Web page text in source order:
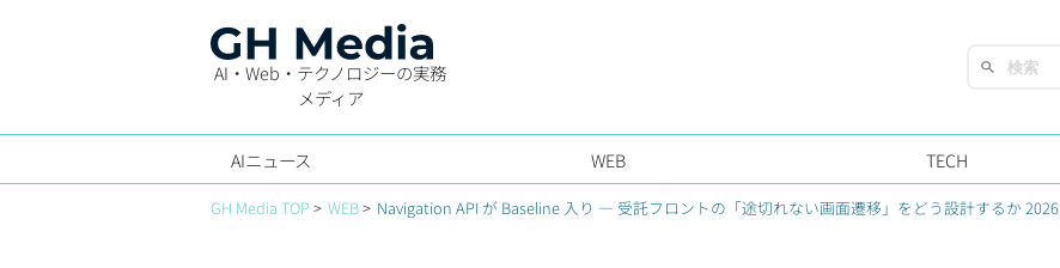
AI・Web・テクノロジーの実務
メディア
AIニュース WEB TECH
GH Media TOP WEB Navigation API が Baseline 入り — 受託フロントの「途切れない画面遷移」をどう設計するか 2026